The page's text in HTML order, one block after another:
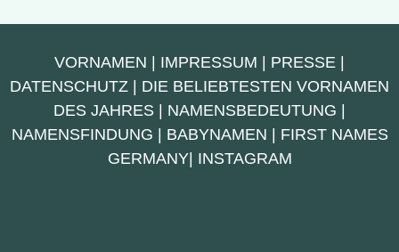
VORNAMEN IMPRESSUM PRESSE
DATENSCHUTZ
DIE BELIEBTESTEN VORNAMEN
DES JAHRES
NAMENSBEDEUTUNG
NAMENSFINDUNG
BABYNAMEN
FIRST NAMES
GERMANY| INSTAGRAM